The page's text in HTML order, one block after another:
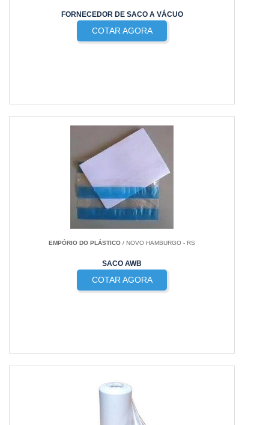
FORNECEDOR DE SACO A VÁCUO
COTAR AGORA
EMPÓRIO DO PLÁSTICO / NOVO HAMBURGO - RS
SACO AWB
COTAR AGORA